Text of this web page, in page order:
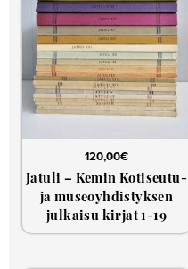
120,00€
Jatuli – Kemin Kotiseutu-
ja museoyhdistyksen
julkaisu kirjat 1-19